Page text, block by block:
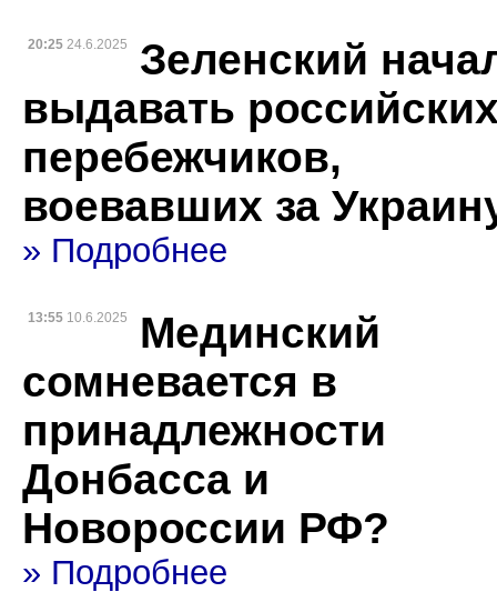
20:25 24.6.2025
Зеленский
выдавать
перебежчиков,
воевавших за
» Подробнее
13:55 10.6.2025
Мединский
сомневается в
принадлежности
Донбасса и
Новороссии РФ?
» Подробнее